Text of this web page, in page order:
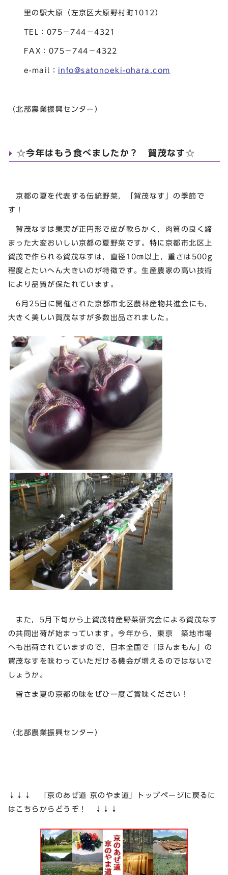
里の駅大原（左京区大原野村町1012）
TEL：075－744－4321
FAX：075－744－4322
e-mail： info@satonoeki-ohara.com
（北部農業振興センター）
☆今年はもう食べましたか？ 賀茂なす☆
京都の夏を代表する伝統野菜，「賀茂なす」の季節で
す！
賀茂なすは果実が正円形で皮が軟らかく，肉質の良く締
まった大変おいしい京都の夏野菜です。特に京都市北区上
賀茂で作られる賀茂なすは，直径10㎝以上，重さは500g
程度とたいへん大きいのが特徴です。生産農家の高い技術
により品質が保たれています。
6月25日に開催された京都市北区農林産物共進会にも，
大きく美しい賀茂なすが多数出品されました。
また，5月下旬から上賀茂特産野菜研究会による賀茂なす
の共同出荷が始まっています。今年から，東京 築地市場
へも出荷されていますので，日本全国で「ほんまもん」の
賀茂なすを味わっていただける機会が増えるのではないで
しょうか。
皆さま夏の京都の味をぜひ一度ご賞味ください！
（北部農業振興センター）
↓↓↓ 「京のあぜ道 京のやま道」トップページに戻るに
はこちらからどうぞ！ ↓↓↓